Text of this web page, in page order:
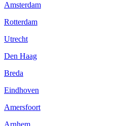
Amsterdam
Rotterdam
Utrecht
Den Haag
Breda
Eindhoven
Amersfoort